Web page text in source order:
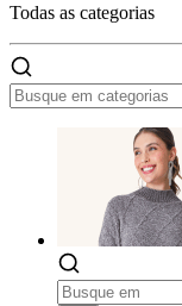
Todas as categorias